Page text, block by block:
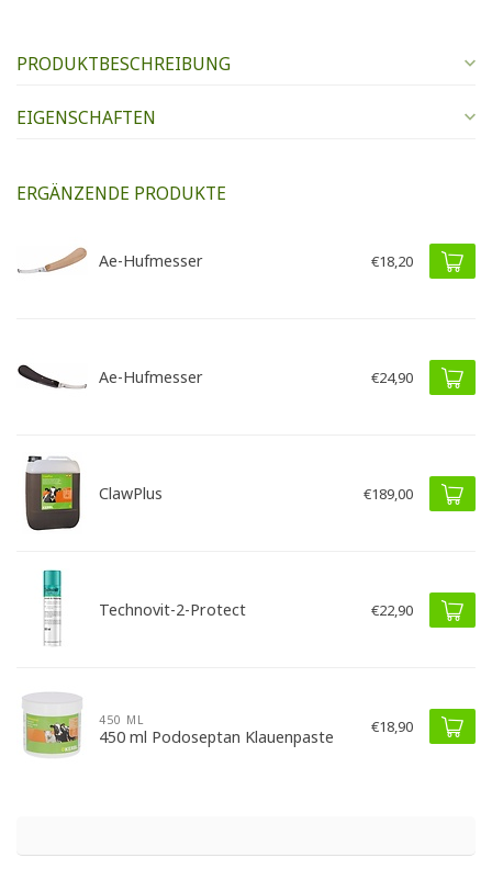
PRODUKTBESCHREIBUNG
EIGENSCHAFTEN
ERGÄNZENDE PRODUKTE
Ae-Hufmesser €18,20
Ae-Hufmesser €24,90
ClawPlus €189,00
Technovit-2-Protect €22,90
450 ML
450 ml Podoseptan Klauenpaste €18,90